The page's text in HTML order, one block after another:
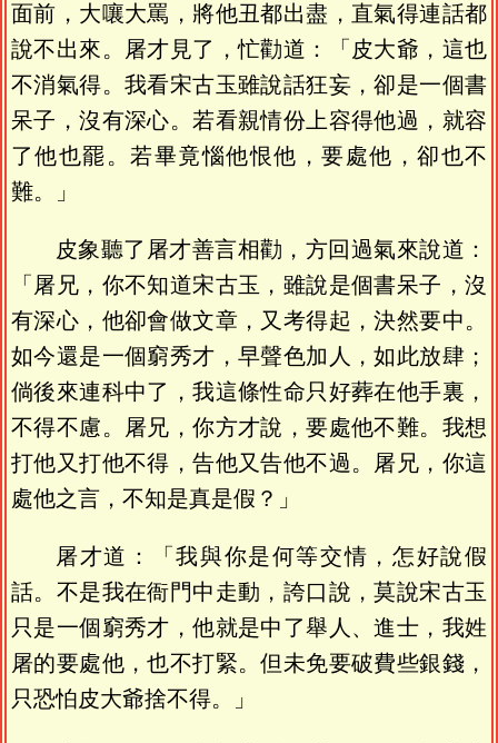
面前，大嚷大罵，將他丑都出盡，直氣得連話都
說不出來。屠才見了，忙勸道：「皮大爺，這也
不消氣得。我看宋古玉雖說話狂妄，卻是一個書
呆子，沒有深心。若看親情份上容得他過，就容
了他也罷。若畢竟惱他恨他，要處他，卻也不
難。」
皮象聽了屠才善言相勸，方回過氣來說道：
「屠兄，你不知道宋古玉，雖說是個書呆子，沒
有深心，他卻會做文章，又考得起，決然要中。
如今還是一個窮秀才，早聲色加人，如此放肆；
倘後來連科中了，我這條性命只好葬在他手裏，
不得不慮。屠兄，你方才說，要處他不難。我想
打他又打他不得，告他又告他不過。屠兄，你這
處他之言，不知是真是假？」
屠才道：「我與你是何等交情，怎好說假
話。不是我在衙門中走動，誇口說，莫說宋古玉
只是一個窮秀才，他就是中了舉人、進士，我姓
屠的要處他，也不打緊。但未免要破費些銀錢，
只恐怕皮大爺捨不得。」